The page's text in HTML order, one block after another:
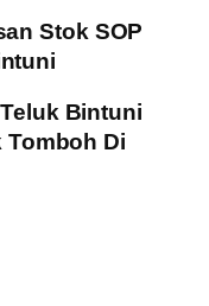
Stok SOP
Bintuni
Tomboh Di